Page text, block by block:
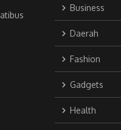
Business
Daerah
Fashion
Gadgets
Health